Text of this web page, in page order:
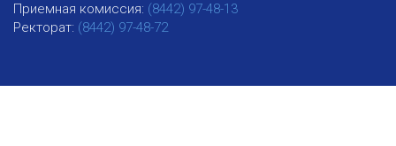
Приемная комиссия: (8442) 97-48-13
Ректорат: (8442) 97-48-72